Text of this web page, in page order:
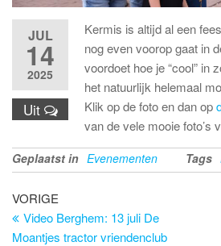
JUL
14
2025
Uit
Kermis is altijd al een
nog even voorop gaat in
voordoet hoe je “cool” in
het natuurlijk helemaal
Klik op de foto en dan op
van de vele mooie foto’s
Geplaatst in Evenementen Tags
Bericht
navigatie
Vorig
bericht
VORIGE
Video Berghem: 13 juli De
Moantjes tractor vriendenclub